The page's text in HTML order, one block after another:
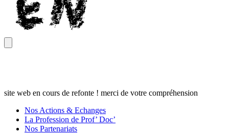
site web en cours de refonte ! merci de votre compréhension
Nos Actions & Echanges
La Profession de Prof’ Doc’
Nos Partenariats